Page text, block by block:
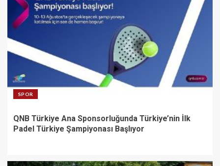
SPOR
QNB Türkiye Ana Sponsorluğunda Türkiye’nin İlk
Padel Türkiye Şampiyonası Başlıyor